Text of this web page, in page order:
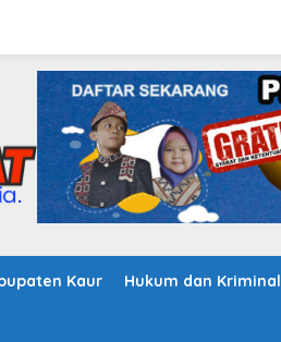
Kaur Hukum dan Kriminal